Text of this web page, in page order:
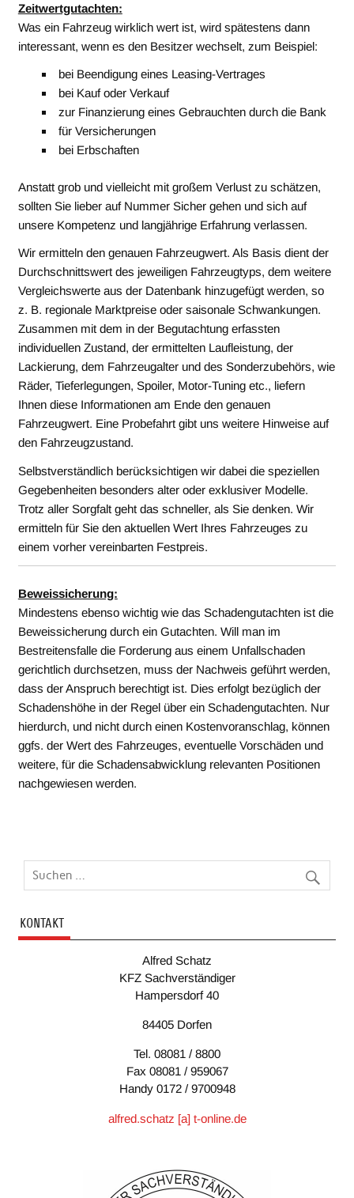
Zeitwertgutachten:
Was ein Fahrzeug wirklich wert ist, wird spätestens dann
interessant, wenn es den Besitzer wechselt, zum Beispiel:
bei Beendigung eines Leasing-Vertrages
bei Kauf oder Verkauf
zur Finanzierung eines Gebrauchten durch die Bank
für Versicherungen
bei Erbschaften
Anstatt grob und vielleicht mit großem Verlust zu schätzen,
sollten Sie lieber auf Nummer Sicher gehen und sich auf
unsere Kompetenz und langjährige Erfahrung verlassen.
Wir ermitteln den genauen Fahrzeugwert. Als Basis dient der
Durchschnittswert des jeweiligen Fahrzeugtyps, dem weitere
Vergleichswerte aus der Datenbank hinzugefügt werden, so
z. B. regionale Marktpreise oder saisonale Schwankungen.
Zusammen mit dem in der Begutachtung erfassten
individuellen Zustand, der ermittelten Laufleistung, der
Lackierung, dem Fahrzeugalter und des Sonderzubehörs, wie
Räder, Tieferlegungen, Spoiler, Motor-Tuning etc., liefern
Ihnen diese Informationen am Ende den genauen
Fahrzeugwert. Eine Probefahrt gibt uns weitere Hinweise auf
den Fahrzeugzustand.
Selbstverständlich berücksichtigen wir dabei die speziellen
Gegebenheiten besonders alter oder exklusiver Modelle.
Trotz aller Sorgfalt geht das schneller, als Sie denken. Wir
ermitteln für Sie den aktuellen Wert Ihres Fahrzeuges zu
einem vorher vereinbarten Festpreis.
Beweissicherung:
Mindestens ebenso wichtigwie das Schadengutachtenist die
Beweissicherung durch ein Gutachten. Will man im
Bestreitensfalle die Forderung aus einem Unfallschaden
gerichtlich durchsetzen, muss der Nachweis geführt werden,
dass der Anspruch berechtigt ist. Dies erfolgt bezüglich der
Schadenshöhe in der Regel über ein Schadengutachten. Nur
hierdurch, und nicht durch einen Kostenvoranschlag, können
ggfs. der Wert des Fahrzeuges, eventuelle Vorschäden und
weitere, für die Schadensabwicklung relevanten Positionen
nachgewiesen werden.
KONTAKT
Alfred Schatz
KFZ Sachverständiger
Hampersdorf 40
84405 Dorfen
Tel. 08081 / 8800
Fax 08081 / 959067
Handy 0172 / 9700948
alfred.schatz [a] t-online.de